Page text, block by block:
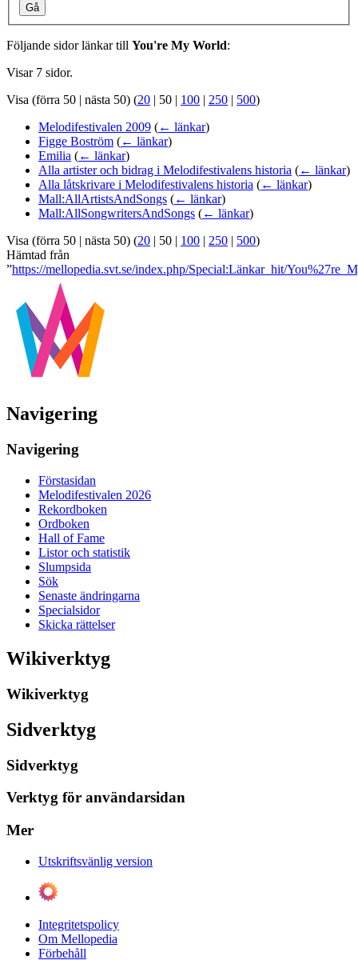
Gå
Följande sidor länkar till You're My World:
Visar 7 sidor.
Visa (förra 50 | nästa 50) (20 | 50 | 100 | 250 | 500)
Melodifestivalen 2009 (← länkar)
Figge Boström (← länkar)
Emilia (← länkar)
Alla artister och bidrag i Melodifestivalens historia (← länkar)
Alla låtskrivare i Melodifestivalens historia (← länkar)
Mall:AllArtistsAndSongs (← länkar)
Mall:AllSongwritersAndSongs (← länkar)
Visa (förra 50 | nästa 50) (20 | 50 | 100 | 250 | 500)
Hämtad från
”https://mellopedia.svt.se/index.php/Special:Länkar_hit/
Navigering
Navigering
Förstasidan
Melodifestivalen 2026
Rekordboken
Ordboken
Hall of Fame
Listor och statistik
Slumpsida
Sök
Senaste ändringarna
Specialsidor
Skicka rättelser
Wikiverktyg
Wikiverktyg
Sidverktyg
Sidverktyg
Verktyg för användarsidan
Mer
Utskriftsvänlig version
Integritetspolicy
Om Mellopedia
Förbehåll